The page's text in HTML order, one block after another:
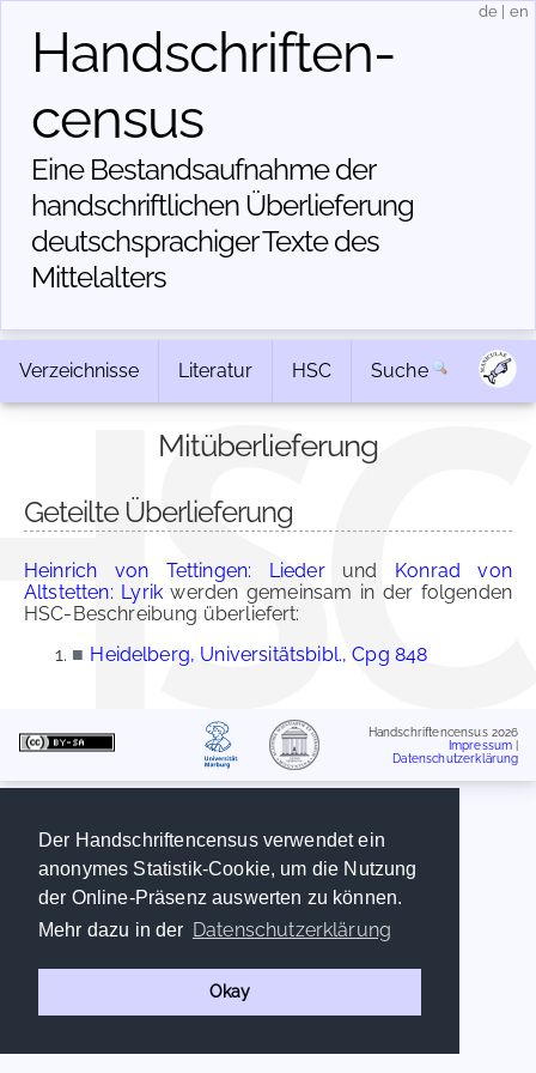
Der Handschriftencensus verwendet ein
anonymes Statistik-Cookie, um die Nutzung
der Online-Präsenz auswerten zu können.
Mehr dazu in der Datenschutzerklärung
Okay
Handschriften­
census
Eine Bestandsaufnahme der
handschriftlichen Über­lieferung
deutschsprachiger Texte des
Mittelalters
de en
Verzeichnisse Literatur HSC Suche
Mitüberlieferung
Geteilte Überlieferung
Heinrich von Tettingen: Liederund Konrad von
Altstetten: Lyrik werden gemeinsam in der folgenden
HSC-Beschreibung überliefert:
■ Heidelberg, Universitätsbibl., Cpg 848
Handschriftencensus 2026
Impressum
Datenschutzerklärung